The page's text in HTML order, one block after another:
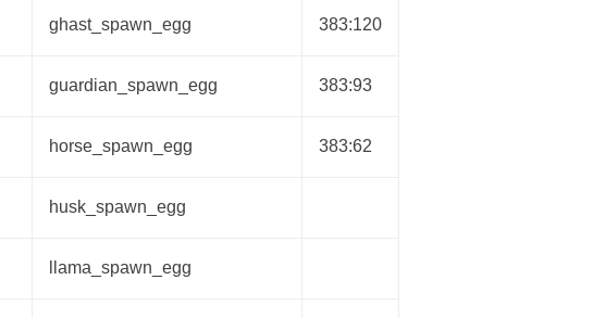
ghast_spawn_egg 383:120
guardian_spawn_egg 383:93
horse_spawn_egg 383:62
husk_spawn_egg
llama_spawn_egg